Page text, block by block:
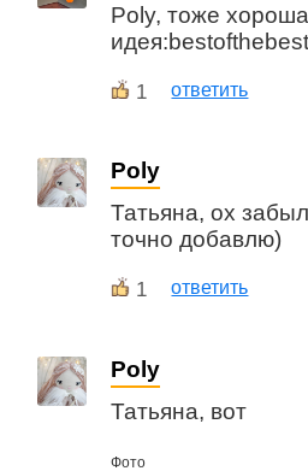
Poly, тоже
1 ответить
Poly
Татьяна, ох
точно добавлю)
1 ответить
Poly
Татьяна, вот
Фото